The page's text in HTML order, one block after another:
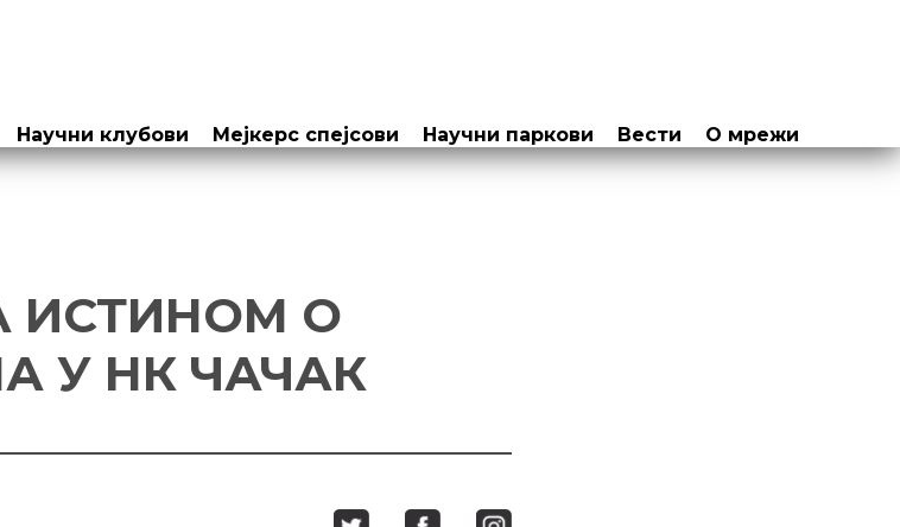
Научни клубови Мејкерс спејсови Научни паркови Вести О мрежи
ИСТИНОМ О
У НК ЧАЧАК